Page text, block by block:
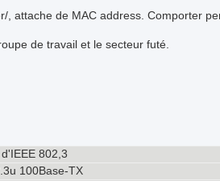
, attache de MAC address. Comporter
de travail et le secteur futé.
802,3
100Base-TX